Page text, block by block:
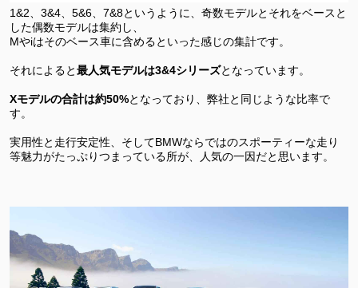
1&2、3&4、5&6、7&8というように、奇数モデルとそれをベースと
した偶数モデルは集約し、
Mやiはそのベース車に含めるといった感じの集計です。
それによると最人気モデルは3&4シリーズとなっています。
Xモデルの合計は約50%となっており、弊社と同じような比率で
す。
実用性と走行安定性、そしてBMWならではのスポーティーな走り
等魅力がたっぷりつまっている所が、人気の一因だと思います。